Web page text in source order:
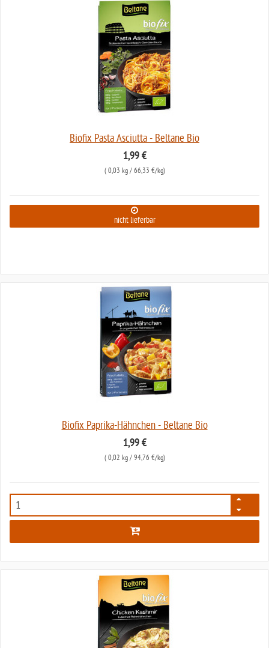
Biofix Pasta Asciutta - Beltane Bio
1,99 €
( 0,03 kg/ 66,33 €/kg)
nicht lieferbar
Biofix Paprika-Hähnchen - Beltane Bio
1,99 €
( 0,02 kg/ 94,76 €/kg)
1619